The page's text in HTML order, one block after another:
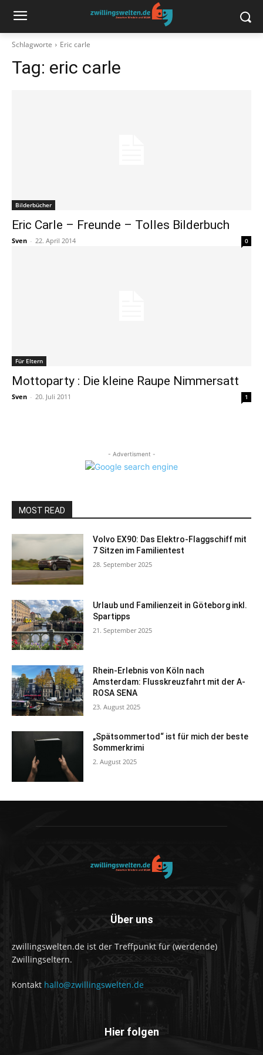
Schlagworte Eric carle
Tag: eric carle
Bilderbücher
Eric Carle – Freunde – Tolles Bilderbuch
Sven - 22. April 2014 0
Für Eltern
Mottoparty : Die kleine Raupe Nimmersatt
Sven - 20. Juli 2011 1
- Advertisment -
MOST READ
Volvo EX90: Das Elektro-Flaggschiff mit
7 Sitzen im Familientest
28. September 2025
Urlaub und Familienzeit in Göteborg inkl.
Spartipps
21. September 2025
Rhein-Erlebnis von Köln nach
Amsterdam: Flusskreuzfahrt mit der A-
ROSA SENA
23. August 2025
„Spätsommertod“ ist für mich der beste
Sommerkrimi
2. August 2025
Über uns
zwillingswelten.de ist der Treffpunkt für (werdende)
Zwillingseltern.
Kontakt hallo@zwillingswelten.de
Hier folgen